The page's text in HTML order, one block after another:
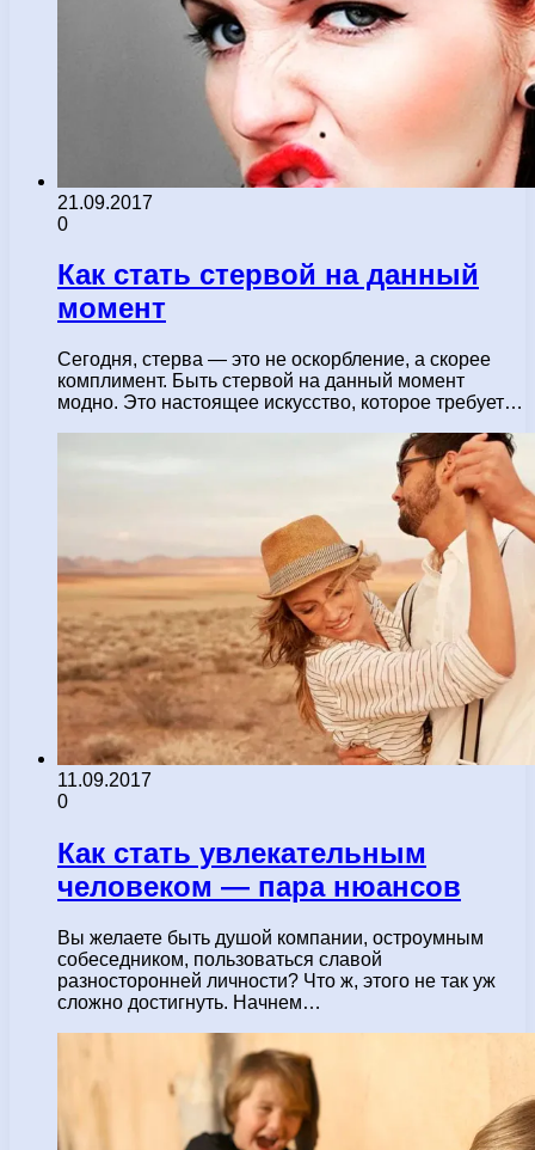
21.09.2017
0
Как стать стервой на данный
момент
Сегодня, стерва — это не оскорбление, а скорее
комплимент. Быть стервой на данный момент
модно. Это настоящее искусство, которое требует…
11.09.2017
0
Как стать увлекательным
человеком — пара нюансов
Вы желаете быть душой компании, остроумным
собеседником, пользоваться славой
разносторонней личности? Что ж, этого не так уж
сложно достигнуть. Начнем…